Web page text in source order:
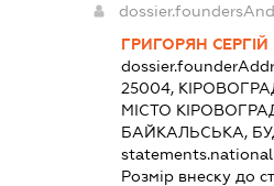
ГРИГОРЯН
25004,
МІСТО
БАЙКАЛЬСЬКА,
Розмір внеску до